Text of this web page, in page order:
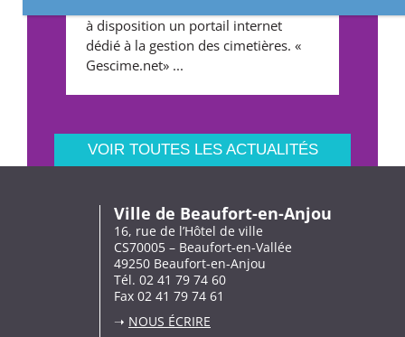
à disposition un portail internet
dédié à la gestion des cimetières. «
Gescime.net» ...
VOIR TOUTES LES ACTUALITÉS
Ville de Beaufort-en-Anjou
16, rue de l’Hôtel de ville
CS70005 – Beaufort-en-Vallée
49250 Beaufort-en-Anjou
Tél. 02 41 79 74 60
Fax 02 41 79 74 61
➝ NOUS ÉCRIRE